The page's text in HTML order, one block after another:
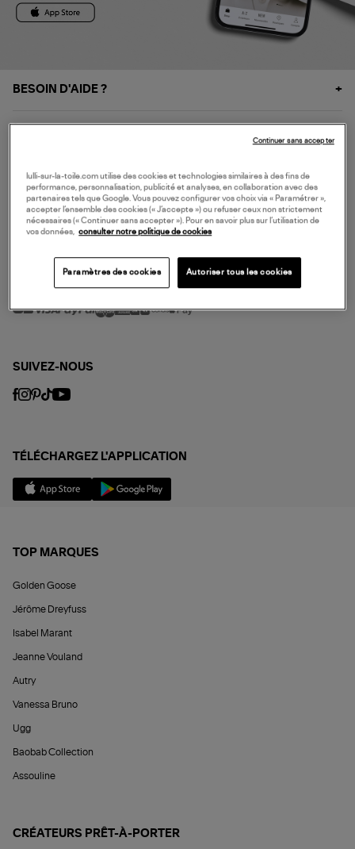
BESOIN D'AIDE ?
NOS SERVICES
SERVICE CLIENT
MODE DE PAIEMENT
SUIVEZ-NOUS
TÉLÉCHARGEZ L'APPLICATION
TOP MARQUES
Golden Goose
Jérôme Dreyfuss
Isabel Marant
Jeanne Vouland
Autry
Vanessa Bruno
Ugg
Baobab Collection
Assouline
CRÉATEURS PRÊT-À-PORTER
lulli-sur-la-toile.com utilise des cookies et technologies similaires à des fins de
performance, personnalisation, publicité et analyses, en collaboration avec des
partenaires tels que Google. Vous pouvez configurer vos choix via « Paramétrer »,
accepter l’ensemble des cookies (« J’accepte ») ou refuser ceux non strictement
nécessaires (« Continuer sans accepter »). Pour en savoir plus sur l’utilisation de
vos données,
consulter notre politique de cookies
Paramètres des cookies Autoriser tous les cookies
Continuer sans accepter